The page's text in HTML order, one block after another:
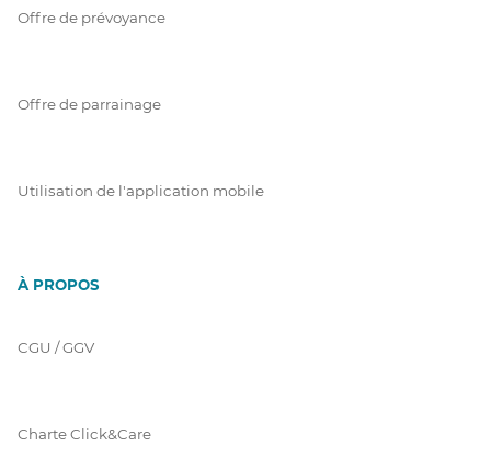
Offre de prévoyance
Offre de parrainage
Utilisation de l'application mobile
À PROPOS
CGU / GGV
Charte Click&Care